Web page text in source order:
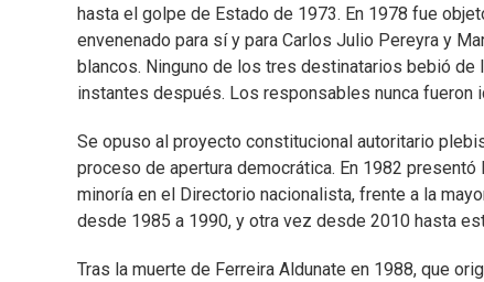
hasta el golpe de Estado de 1973. En 1978 fue
envenenado para sí y para Carlos Julio Pereyra y
blancos. Ninguno de los tres destinatarios bebió
instantes después. Los responsables nunca fueron
Se opuso al proyecto constitucional autoritario
proceso de apertura democrática. En 1982
minoría en el Directorio nacionalista, frente a la
desde 1985 a 1990, y otra vez desde 2010 hasta
Tras la muerte de Ferreira Aldunate en 1988, que